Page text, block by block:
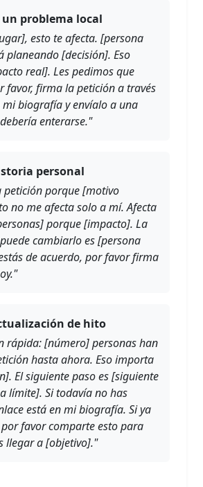
problema local
esto te afecta. [persona
planeando [decisión]. Eso
real]. Les pedimos que
favor, firma la petición a través
mi biografía y envíalo a una
enterarse."
personal
petición porque [motivo
no me afecta solo a mí. Afecta
porque [impacto]. La
cambiarlo es [persona
de acuerdo, por favor firma
de hito
rápida: [número] personas han
hasta ahora. Eso importa
El siguiente paso es [siguiente
límite]. Si todavía no has
está en mi biografía. Si ya
favor comparte esto para
llegar a [objetivo]."